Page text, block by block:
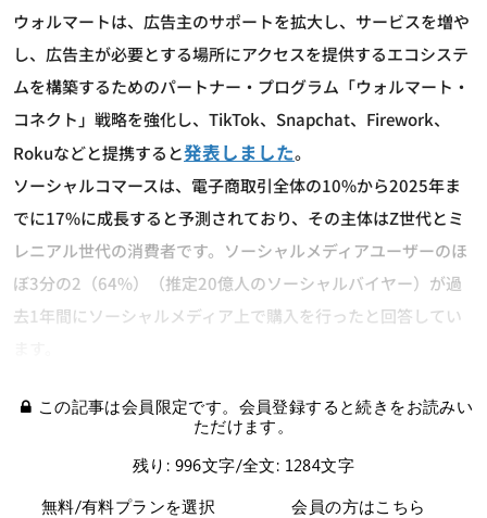
ウォルマートは、広告主のサポートを拡大し、サービスを増や
し、広告主が必要とする場所にアクセスを提供するエコシステ
ムを構築するためのパートナー・プログラム「ウォルマート・
コネクト」戦略を強化し、TikTok、Snapchat、Firework、
Rokuなどと提携すると発表しました。
ソーシャルコマースは、電子商取引全体の10%から2025年ま
でに17%に成長すると予測されており、その主体はZ世代とミ
レニアル世代の消費者です。ソーシャルメディアユーザーのほ
ぼ3分の2（64%）（推定20億人のソーシャルバイヤー）が過
去1年間にソーシャルメディア上で購入を行ったと回答してい
この記事は会員限定です。会員登録すると続きをお読みい
ただけます。
残り: 996文字/全文: 1284文字
無料/有料プランを選択
会員の方はこちら